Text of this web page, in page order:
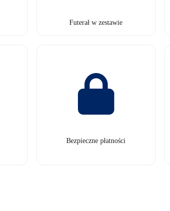
Futerał w zestawie
Bezpieczne płatności